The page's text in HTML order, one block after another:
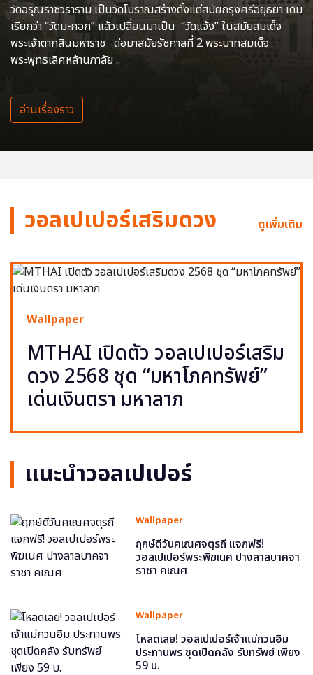
วัดอรุณราชวราราม เป็นวัดโบราณสร้างตั้งแต่สมัยกรุงศรีอยุธยา เดิม
เรียกว่า “วัดมะกอก” แล้วเปลี่ยนมาเป็น “วัดแจ้ง” ในสมัยสมเด็จ
พระเจ้าตากสินมหาราช ต่อมาสมัยรัชกาลที่ 2 พระบาทสมเด็จ
พระพุทธเลิศหล้านภาลัย ..
อ่านเรื่องราว
วอลเปเปอร์เสริมดวง ดูเพิ่มเติม
Wallpaper
MTHAI เปิดตัว วอลเปเปอร์เสริม
ดวง 2568 ชุด “มหาโภคทรัพย์”
เด่นเงินตรา มหาลาภ
แนะนำวอลเปเปอร์
Wallpaper
ฤกษ์ดีวันคเณศจตุรถี แจกฟรี!
วอลเปเปอร์พระพิฆเนศ ปางลาลบาคจา
ราชา คเณศ
Wallpaper
โหลดเลย! วอลเปเปอร์เจ้าแม่กวนอิม
ประทานพร ชุดเปิดคลัง รับทรัพย์ เพียง
59 บ.